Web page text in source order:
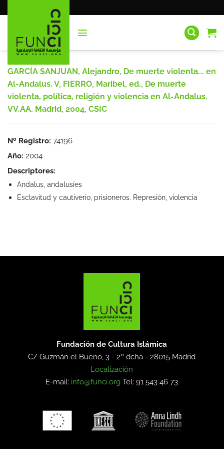
al
GARCÍA SANJUAN, Alejandro, De muerte violenta... en
Al-Andalus. V, FIERRO, Maribel, ed., De muerte
violenta, política, religión y violencia en Al-Andalus.
VV.AA. Madrid, 2004, CSIC
Nº Registro: 74196
Año: 2004
Descriptores:
Andalus, andalusíes
Esclavitud y cautiverio, prisioneros. Represión, violencia
Fundación de Cultura Islámica
C/ Guzmán el Bueno, 3 - 2º dcha -28015 Madrid
Localización
E-mail: info@funci.org Tel: 91 543 46 73